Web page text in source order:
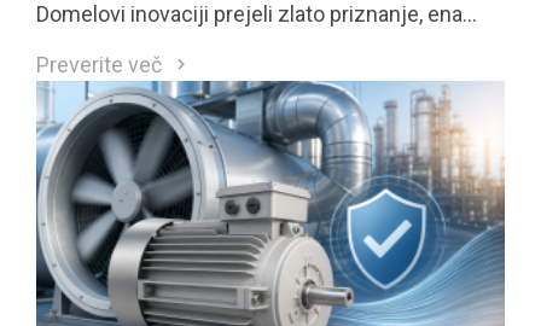
Domelovi inovaciji prejeli zlato priznanje, ena
ocenjene inovacije regije in bo kandidirala tudi za
nacionalno priznanje GZS.
Preverite več